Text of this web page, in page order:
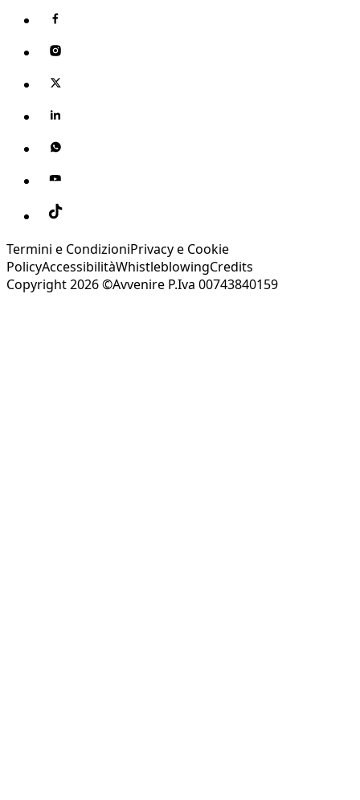
Termini e CondizioniPrivacy e Cookie
PolicyAccessibilitàWhistleblowingCredits
Copyright 2026 ©Avvenire P.Iva 00743840159